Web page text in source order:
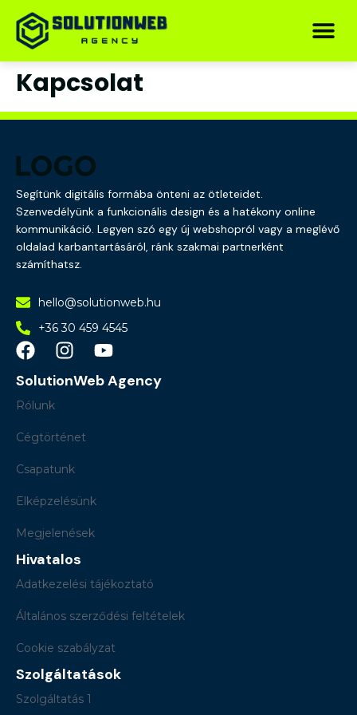
Kapcsolat
Segítünk digitális formába önteni az ötleteidet.
Szenvedélyünk a funkcionális design és a hatékony online
kommunikáció. Legyen szó egy új webshopról vagy a meglévő
oldalad karbantartásáról, ránk szakmai partnerként
számíthatsz.
hello@solutionweb.hu
+36 30 459 4545
SolutionWeb Agency
Rólunk
Cégtörténet
Csapatunk
Elképzelésünk
Megjelenések
Hivatalos
Adatkezelési tájékoztató
Általános szerződési feltételek
Cookie szabályzat
Szolgáltatások
Szolgáltatás 1